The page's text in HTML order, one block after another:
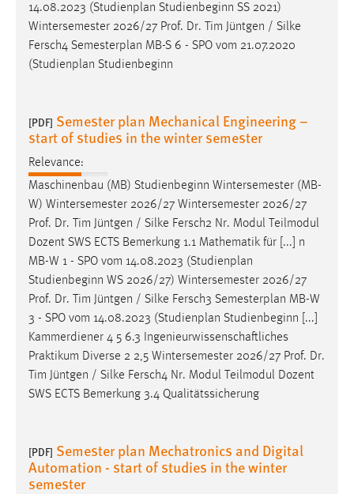
14.08.2023 (Studienplan Studienbeginn SS 2021)
Wintersemester 2026/27 Prof. Dr. Tim Jüntgen / Silke
Fersch4 Semesterplan MB-S 6 - SPO vom 21.07.2020
(Studienplan Studienbeginn
[PDF] Semester plan Mechanical Engineering –
start of studies in the winter semester
Relevance:
Maschinenbau (MB) Studienbeginn Wintersemester (MB-
W) Wintersemester 2026/27 Wintersemester 2026/27
Prof. Dr. Tim Jüntgen / Silke Fersch2 Nr. Modul Teilmodul
Dozent SWS ECTS Bemerkung 1.1 Mathematik für [...] n
MB-W 1 - SPO vom 14.08.2023 (Studienplan
Studienbeginn WS 2026/27) Wintersemester 2026/27
Prof. Dr. Tim Jüntgen / Silke Fersch3 Semesterplan MB-W
3 - SPO vom 14.08.2023 (Studienplan Studienbeginn [...]
Kammerdiener 4 5 6.3 Ingenieurwissenschaftliches
Praktikum Diverse 2 2,5 Wintersemester 2026/27 Prof. Dr.
Tim Jüntgen / Silke Fersch4 Nr. Modul Teilmodul Dozent
SWS ECTS Bemerkung 3.4 Qualitätssicherung
[PDF] Semester plan Mechatronics and Digital
Automation - start of studies in the winter
semester